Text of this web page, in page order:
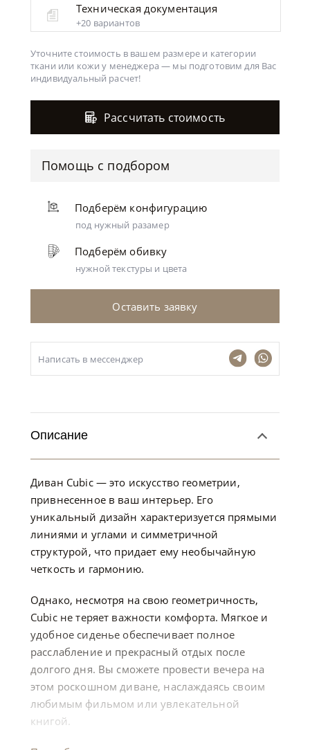
Техническая документация
+20 вариантов
Уточните стоимость в вашем размере и категории
ткани или кожи у менеджера — мы подготовим для Вас
индивидуальный расчет!
Рассчитать стоимость
Помощь с подбором
Подберём конфигурацию
под нужный разамер
Подберём обивку
нужной текстуры и цвета
Оставить заявку
Написать в мессенджер
Описание
Диван Cubic — это искусство геометрии,
привнесенное в ваш интерьер. Его
уникальный дизайн характеризуется прямыми
линиями и углами и симметричной
структурой, что придает ему необычайную
четкость и гармонию.
Однако, несмотря на свою геометричность,
Cubic не теряет важности комфорта. Мягкое и
удобное сиденье обеспечивает полное
расслабление и прекрасный отдых после
долгого дня. Вы сможете провести вечера на
этом роскошном диване, наслаждаясь своим
любимым фильмом или увлекательной
книгой.